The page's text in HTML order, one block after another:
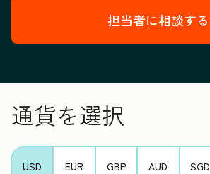
担当者に相談する
通貨を選択
USD
EUR
GBP
AUD
SGD